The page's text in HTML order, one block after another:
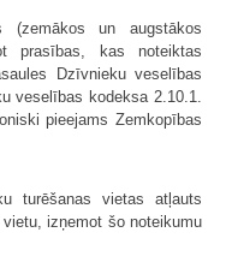
(zemākos un augstākos
prasības, kas noteiktas
Dzīvnieku veselības
veselības kodeksa 2.10.1.
pieejams Zemkopības
turēšanas vietas atļauts
izņemot šo noteikumu